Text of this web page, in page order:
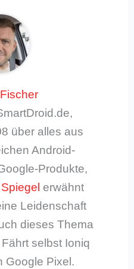
über alles aus
Android-
Produkte,
Spiegel erwähnt
Leidenschaft
dieses Thema
selbst Ioniq
Google Pixel.